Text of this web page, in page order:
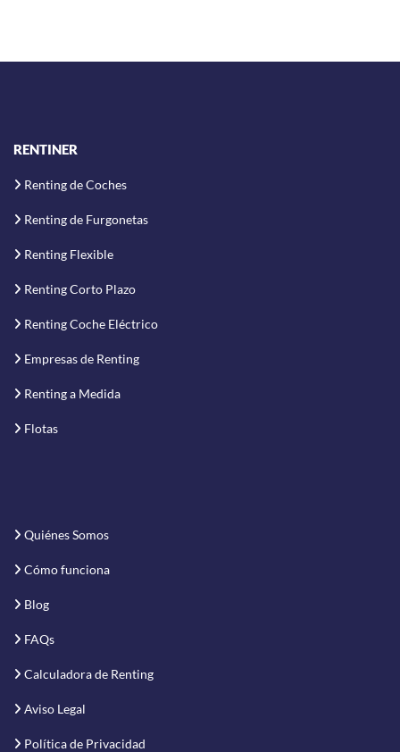
RENTINER
Renting de Coches
Renting de Furgonetas
Renting Flexible
Renting Corto Plazo
Renting Coche Eléctrico
Empresas de Renting
Renting a Medida
Flotas
Quiénes Somos
Cómo funciona
Blog
FAQs
Calculadora de Renting
Aviso Legal
Política de Privacidad